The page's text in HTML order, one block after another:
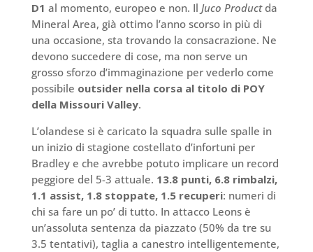
D1 al momento, europeo e non. Il Juco Productda
Mineral Area, già ottimo l’anno scorso in più di
una occasione, sta trovando la consacrazione. Ne
devono succedere di cose, ma non serve un
grosso sforzo d’immaginazione per vederlo come
possibile outsider nella corsa al titolo di POY
della Missouri Valley.
L’olandese si è caricato la squadra sulle spalle in
un inizio di stagione costellato d’infortuni per
Bradley e che avrebbe potuto implicare un record
peggiore del 5-3 attuale. 13.8 punti, 6.8 rimbalzi,
1.1 assist, 1.8 stoppate, 1.5 recuperi: numeri di
chi sa fare un po’ di tutto. In attacco Leons è
un’assoluta sentenza da piazzato (50% da tre su
3.5 tentativi), taglia a canestro intelligentemente,